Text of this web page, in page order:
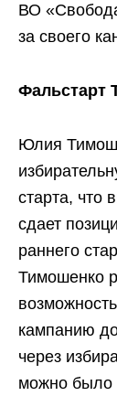
ВО
за своего
Фальстарт
Юлия
старта, что
сдает
раннего
Тимошенко
кампанию
через
можно было